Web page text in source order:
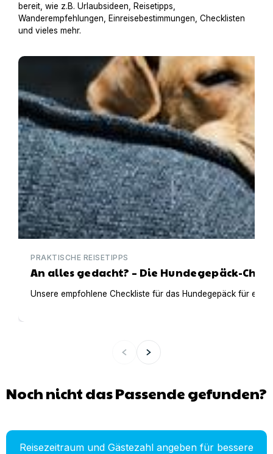
bereit, wie z.B. Urlaubsideen, Reisetipps,
Wanderempfehlungen, Einreisebestimmungen, Checklisten
und vieles mehr.
An alles gedacht? – Die Hundegepäck-Checkliste
PRAKTISCHE REISETIPPS
An alles gedacht? – Die Hundegepäck-
Unsere empfohlene Checkliste für das Hundegepäck für
Noch nicht das Passende gefunden?
Reisezeitraum und Gästezahl angeben für bessere